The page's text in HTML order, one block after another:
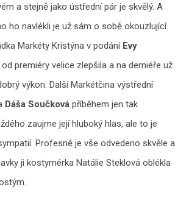
a stejně jako ústřední pár je skvělý. A
ho navlékli je už sám o sobě okouzlující.
Markéty Kristýna v podáníEvy
od premiéry velice zlepšila a na derniéře už
výkon. Další Markétčina výstřední
Dáša Součkovápříběhem jen tak
zaujme její hluboký hlas, ale to je
Profesně je vše odvedeno skvěle a
ji kostymérka Natálie Steklová oblékla